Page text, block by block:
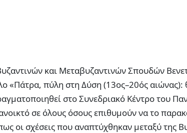
και Μεταβυζαντινών Σπουδών
«Πάτρα, πύλη στη Δύση (13ος–20ός αιώνας):
στο Συνεδριακό Κέντρο του
σε όλους όσους επιθυμούν να το
οι σχέσεις που αναπτύχθηκαν μεταξύ της